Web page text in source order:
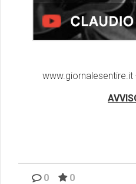
www.giornalesentire.it
0 0